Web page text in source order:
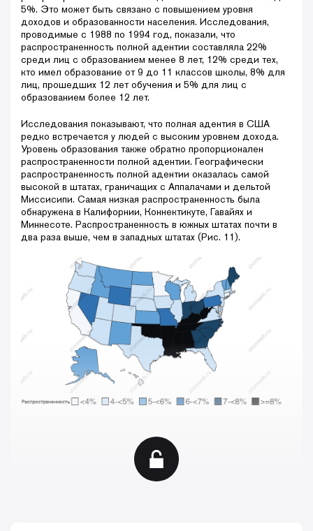
5%. Это может быть связано с повышением уровня
доходов и образованности населения. Исследования,
проводимые с 1988 по 1994 год, показали, что
распространенность полной адентии составляла 22%
среди лиц с образованием менее 8 лет, 12% среди тех,
кто имел образование от 9 до 11 классов школы, 8% для
лиц, прошедших 12 лет обучения и 5% для лиц с
образованием более 12 лет.
Исследования показывают, что полная адентия в США
редко встречается у людей с высоким уровнем дохода.
Уровень образования также обратно пропорционален
распространенности полной адентии. Географически
распространенность полной адентии оказалась самой
высокой в штатах, граничащих с Аппалачами и дельтой
Миссисипи. Самая низкая распространенность была
обнаружена в Калифорнии, Коннектикуте, Гавайях и
Миннесоте. Распространенность в южных штатах почти в
два раза выше, чем в западных штатах (Рис. 11).